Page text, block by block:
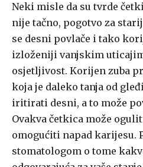
Neki misle da su tvrde
nije tačno, pogotvo za
se desni povlače i tako
izloženiji vanjskim
osjetljivost. Korijen zuba
koja je daleko tanja od
iritirati desni, a to može
Ovakva četkica može
omogućiti napad karijesu.
stomatologom o tome